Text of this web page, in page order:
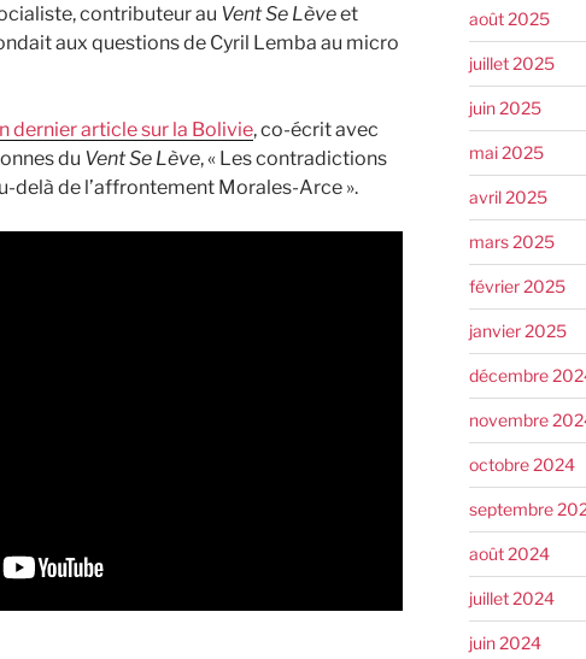
contributeur au Vent Se Lèveet
aux questions de Cyril Lemba au micro
dernier article sur la Bolivie, co-écrit avec
du Vent Se Lève, « Les contradictions
delà de l’affrontement Morales-Arce ».
août 2025
juillet 2025
juin 2025
mai 2025
avril 2025
mars 2025
février 2025
janvier 2025
décembre
novembre
octobre 2024
septembre
août 2024
juillet 2024
juin 2024